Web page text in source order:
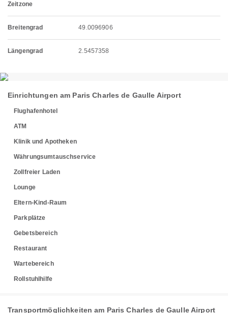
Zeitzone
Breitengrad 49.0096906
Längengrad 2.5457358
Einrichtungen am Paris Charles de Gaulle Airport
Flughafenhotel
ATM
Klinik und Apotheken
Währungsumtauschservice
Zollfreier Laden
Lounge
Eltern-Kind-Raum
Parkplätze
Gebetsbereich
Restaurant
Wartebereich
Rollstuhlhilfe
Transportmöglichkeiten am Paris Charles de Gaulle Airport